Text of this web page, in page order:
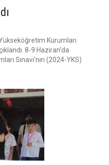
Kurumları
8-9 Haziran'da
Sınavı'nın (2024-YKS)